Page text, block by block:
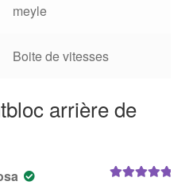
meyle
Boite de vitesses
arrière de